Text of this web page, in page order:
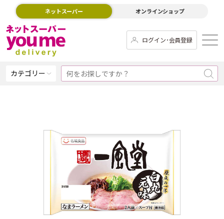
ネットスーパー オンラインショップ
ログイン･会員登録
カテゴリー